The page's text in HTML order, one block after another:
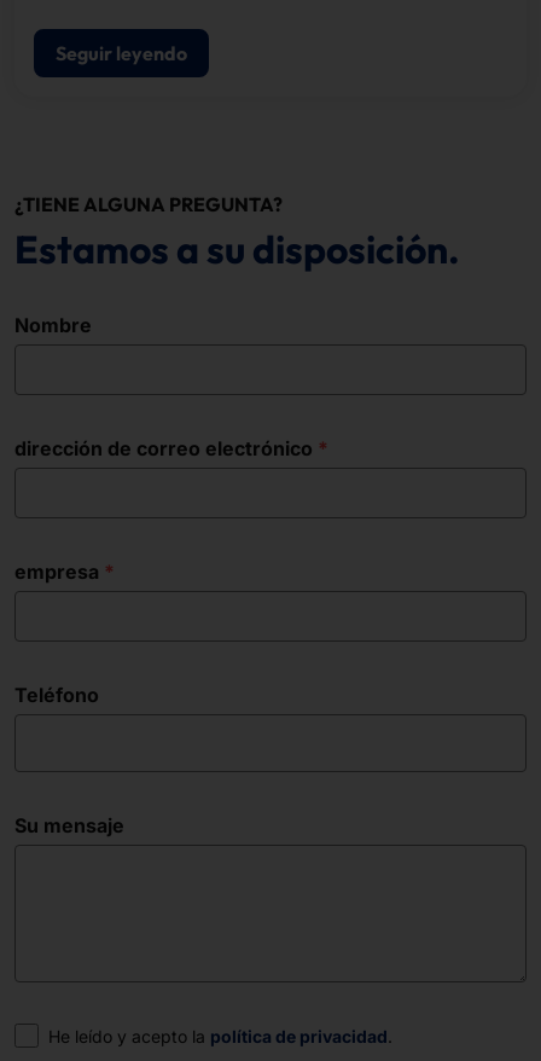
Seguir leyendo
¿TIENE ALGUNA PREGUNTA?
Estamos a su disposición.
Nombre
dirección de correo electrónico
empresa
Teléfono
Su mensaje
Consentimiento
He leído y acepto la política de privacidad.